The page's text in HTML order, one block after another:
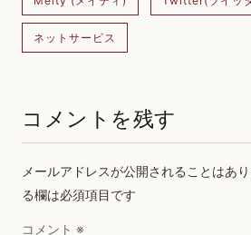
ネットサービス
コメントを残す
メールアドレスが公開されることはあり
る欄は必須項目です
コメント ※